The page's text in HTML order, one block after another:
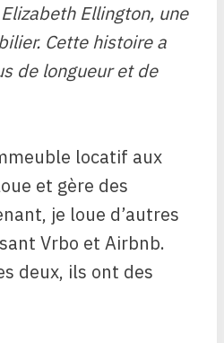
Ellington, une
Cette histoire a
de longueur et de
locatif aux
et gère des
je loue d’autres
Vrbo et Airbnb.
deux, ils ont des